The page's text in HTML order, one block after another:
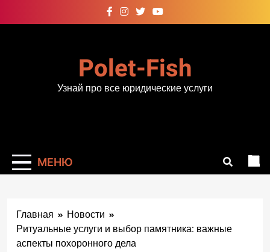
к
Polet-Fish
Узнай про все юридические услуги
МЕНЮ
Главная
Новости
Ритуальные услуги и выбор памятника: важные
аспекты похоронного дела